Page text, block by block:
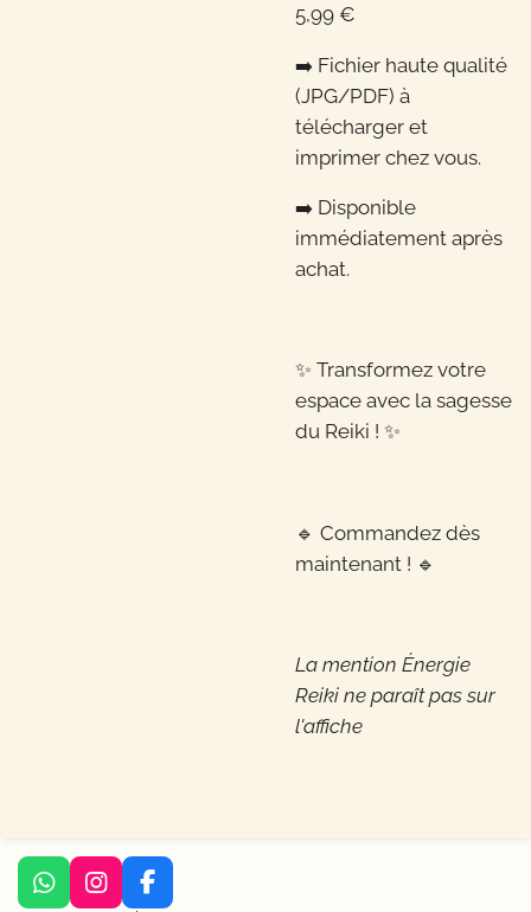
5,99 €
➡️ Fichier haute qualité
(JPG/PDF) à
télécharger et
imprimer chez vous.
➡️ Disponible
immédiatement après
achat.
✨ Transformez votre
espace avec la sagesse
du Reiki ! ✨
🔹 Commandez dès
maintenant ! 🔹
La mention Énergie
Reiki ne paraît pas sur
l'affiche
W
I
F